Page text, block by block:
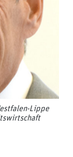
Lippe